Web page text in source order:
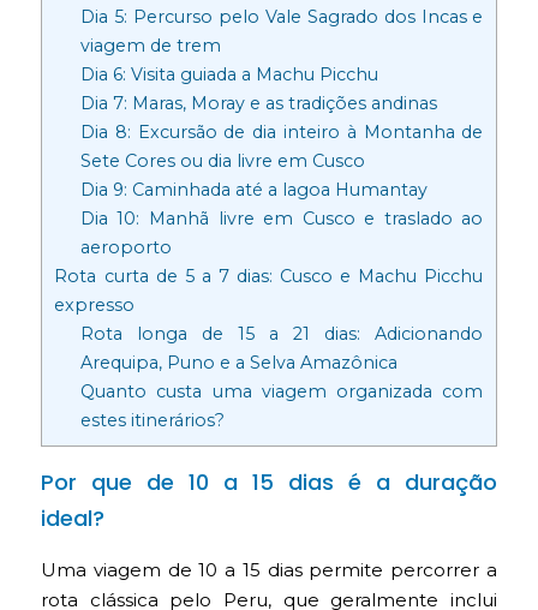
Dia 5: Percurso pelo Vale Sagrado dos Incas e
viagem de trem
Dia 6: Visita guiada a Machu Picchu
Dia 7: Maras, Moray e as tradições andinas
Dia 8: Excursão de dia inteiro à Montanha de
Sete Cores ou dia livre em Cusco
Dia 9: Caminhada até a lagoa Humantay
Dia 10: Manhã livre em Cusco e traslado ao
aeroporto
Rota curta de 5 a 7 dias: Cusco e Machu Picchu
expresso
Rota longa de 15 a 21 dias: Adicionando
Arequipa, Puno e a Selva Amazônica
Quanto custa uma viagem organizada com
estes itinerários?
Por que de 10 a 15 dias é a duração
ideal?
Uma viagem de 10 a 15 dias permite percorrer a
rota clássica pelo Peru, que geralmente inclui